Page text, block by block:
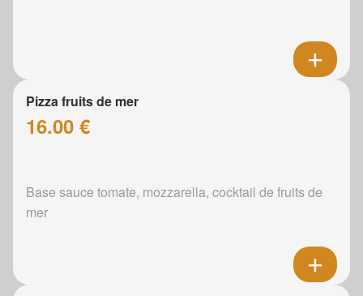
Pizza fruits de mer
16.00 €
Base sauce tomate, mozzarella, cocktail de fruits de
mer